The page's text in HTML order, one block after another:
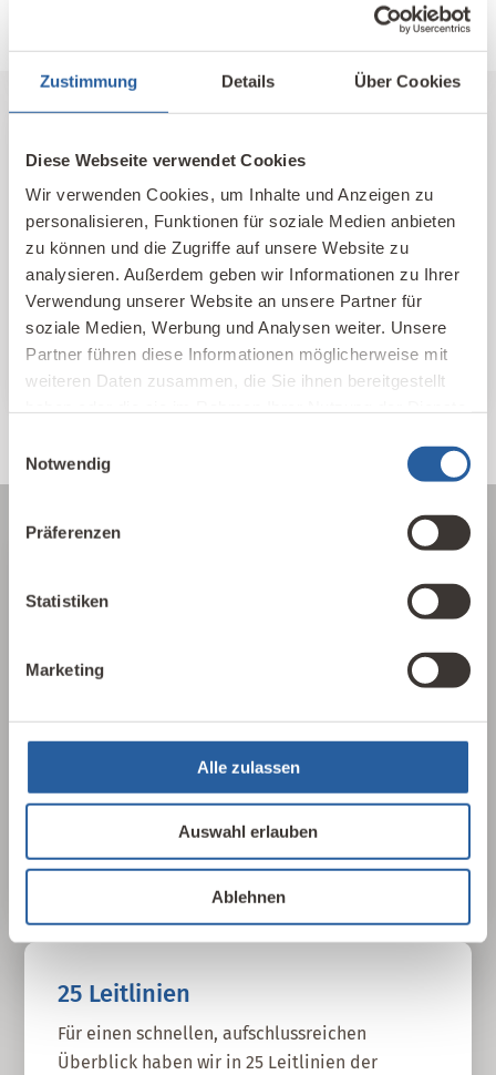
Zustimmung Details Über Cookies
Diese Webseite verwendet Cookies
Wir verwenden Cookies, um Inhalte und Anzeigen zu
personalisieren, Funktionen für soziale Medien anbieten
zu können und die Zugriffe auf unsere Website zu
analysieren. Außerdem geben wir Informationen zu Ihrer
Verwendung unserer Website an unsere Partner für
soziale Medien, Werbung und Analysen weiter. Unsere
Partner führen diese Informationen möglicherweise mit
weiteren Daten zusammen, die Sie ihnen bereitgestellt
Notwendig
Präferenzen
Statistiken
Marketing
Alle zulassen
Auswahl erlauben
Ablehnen
Unser Kompetenz-Netzwerk
Hier finden Sie unsere qualifizierten
Baubiologischen Beratungsstellen und
Kontakte im In- und Ausland nach Standort
und Themen sortiert.
IBN Beratungsstellen
Über die Baubiologie
gebauten Umwelt. Wie wirken sich Gebäude,
Natur aus? Dabei werden ganzheitlich
gesundheitliche, nachhaltige und
gestalterische Aspekte betrachtet.
Baubiologie kennenlernen
25 Leitlinien
Für einen schnellen, aufschlussreichen
Überblick haben wir in 25 Leitlinien der